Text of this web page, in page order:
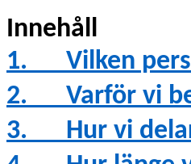
Innehåll
1.
Vilken
2.
Varför vi
3.
Hur vi